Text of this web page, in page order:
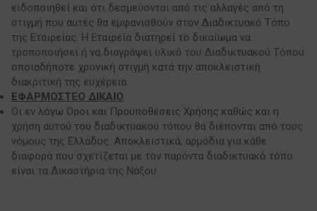
ειδοποιηθεί και ότι δεσμεύονται από τις αλλαγές από τη
στιγμή που αυτές θα εμφανισθούν στον Διαδικτυακό Τόπο
της Εταιρείας. Η Εταιρεία διατηρεί το δικαίωμα να
τροποποιήσει ή να διαγράψει υλικό του Διαδικτυακού Τόπου
οποιαδήποτε χρονική στιγμή κατά την αποκλειστική
διακριτική της ευχέρεια.
ΕΦΑΡΜΟΣΤΕΟ ΔΙΚΑΙΟ
Οι εν λόγω Όροι και Προϋποθέσεις Χρήσης καθώς και η
χρήση αυτού του διαδικτυακού τόπου θα διέπονται από τους
νόμους της Ελλάδος. Αποκλειστικά, αρμόδια για κάθε
διαφορά που σχετίζεται με τον παρόντα διαδικτυακό τόπο
είναι τα Δικαστήρια της Νάξου .